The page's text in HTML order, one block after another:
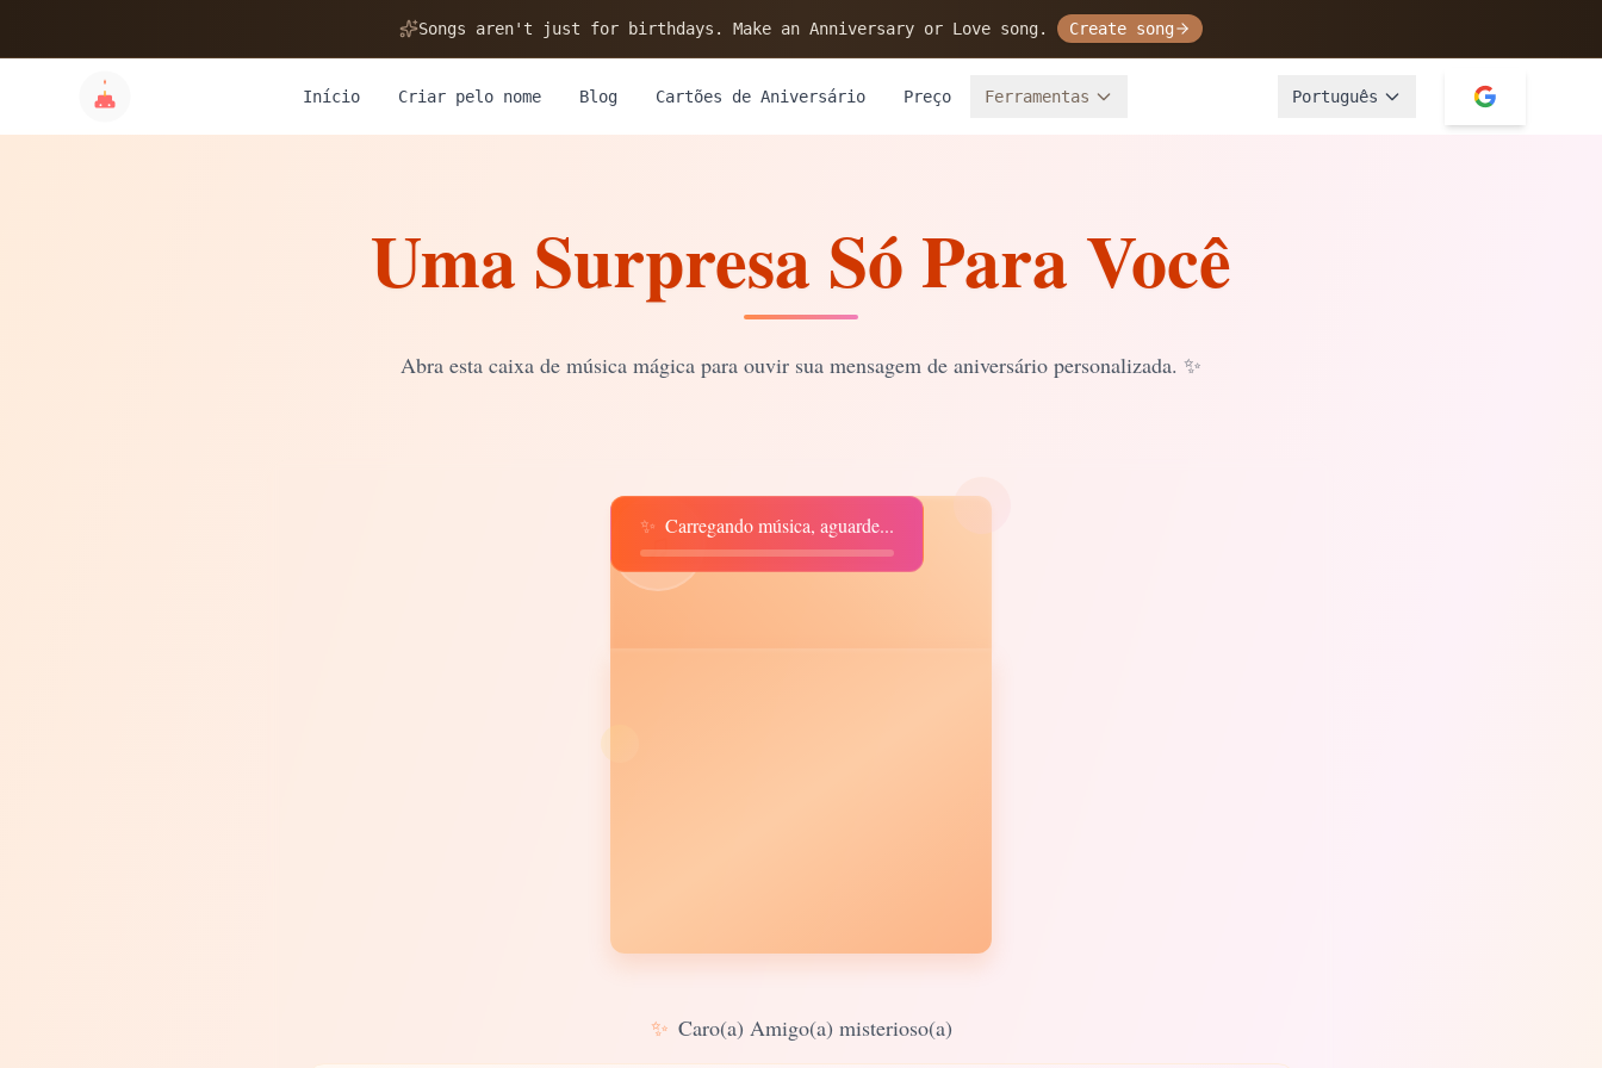
Songs aren't just for birthdays. Make an Anniversary or Love song. Create song
Início Criar pelo nome Blog Cartões de Aniversário Preço Ferramentas Português
Uma Surpresa Só Para Você
Abra esta caixa de música mágica para ouvir sua mensagem de aniversário personalizada. ✨
♫
✨ Carregando música, aguarde...
✨ Caro(a) Amigo(a) misterioso(a)